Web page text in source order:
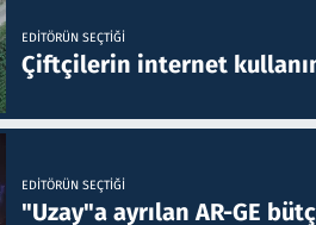
EDITÖRÜN SEÇTIĞI
Çiftçilerin internet
EDITÖRÜN SEÇTIĞI
"Uzay"a ayrılan AR-GE